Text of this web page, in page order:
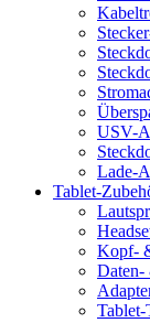
USV-
Lade-
Tablet-
Kopf-
Daten-
Tablet-